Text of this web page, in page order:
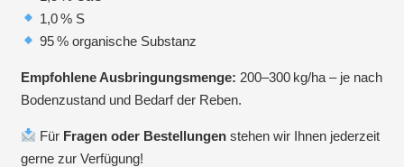
1,0 % S
95 % organische Substanz
Empfohlene Ausbringungsmenge: 200–300 kg/ha – je nach
Bodenzustand und Bedarf der Reben.
Für Fragen oder Bestellungenstehen wir Ihnen jederzeit
gerne zur Verfügung!